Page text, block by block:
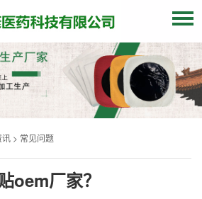
网站首页
关于我们
贴牌加工
讯 > 常见问题
oem厂家？